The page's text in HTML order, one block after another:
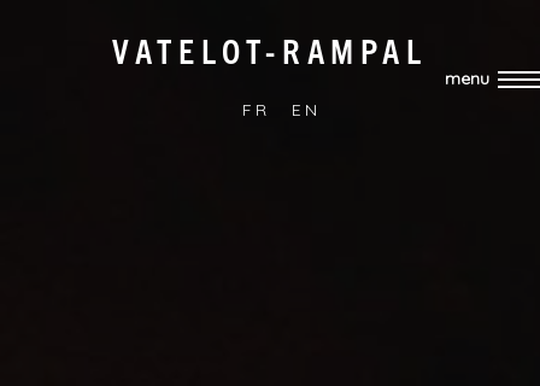
menu
VATELOT-RAMPAL
FR EN